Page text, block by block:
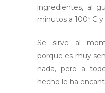
ingredientes, al
minutos a 100º C
Se sirve al
porque es muy
nada, pero a
hecho le ha